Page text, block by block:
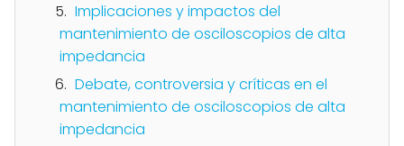
Implicaciones y impactos del
mantenimiento de osciloscopios de alta
impedancia
Debate, controversia y críticas en el
mantenimiento de osciloscopios de alta
impedancia